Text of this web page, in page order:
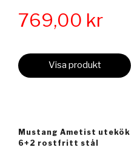
769,00 kr
Visa produkt
Mustang Ametist utekök
6+2 rostfritt stål